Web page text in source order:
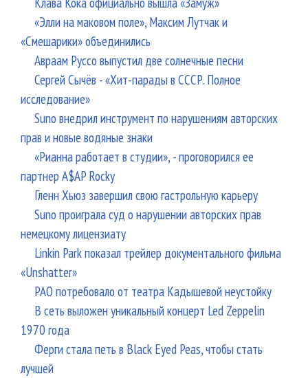
«Элли на маковом поле», Максим Лутчак и
«Смешарики» объединились
Авраам Руссо выпустил две солнечные песни
Сергей Сычёв - «Хит-парады в СССР. Полное
исследование»
Suno внедрил инструмент по нарушениям авторских
прав и новые водяные знаки
«Рианна работает в студии», - проговорился ее
партнер A$AP Rocky
Гленн Хьюз завершил свою гастрольную карьеру
Suno проиграла суд о нарушении авторских прав
немецкому лицензиату
Linkin Park показал трейлер документального фильма
«Unshatter»
РАО потребовало от театра Кадышевой неустойку
В сеть выложен уникальный концерт Led Zeppelin
1970 года
Ферги стала петь в Black Eyed Peas, чтобы стать
лучшей